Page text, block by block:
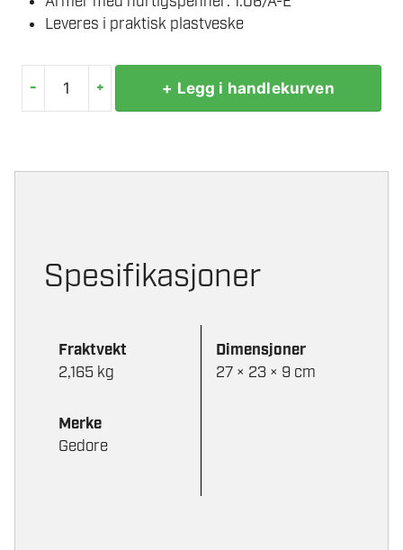
Leveres i praktisk plastveske
-
GEDORE
+ + Legg i handlekurven
Spesifikasjoner
Fraktvekt
2,165 kg
Dimensjoner
27 × 23 × 9 cm
Merke
Gedore